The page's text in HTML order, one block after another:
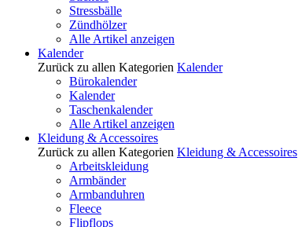
Stressbälle
Zündhölzer
Alle Artikel anzeigen
Kalender
Zurück zu allen Kategorien Kalender
Bürokalender
Kalender
Taschenkalender
Alle Artikel anzeigen
Kleidung & Accessoires
Zurück zu allen Kategorien Kleidung & Accessoires
Arbeitskleidung
Armbänder
Armbanduhren
Fleece
Flipflops